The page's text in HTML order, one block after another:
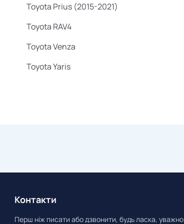
Toyota Prius (2015-2021)
Toyota RAV4
Toyota Venza
Toyota Yaris
Контакти
Перш ніж писати або дзвонити, будь ласка, уважно